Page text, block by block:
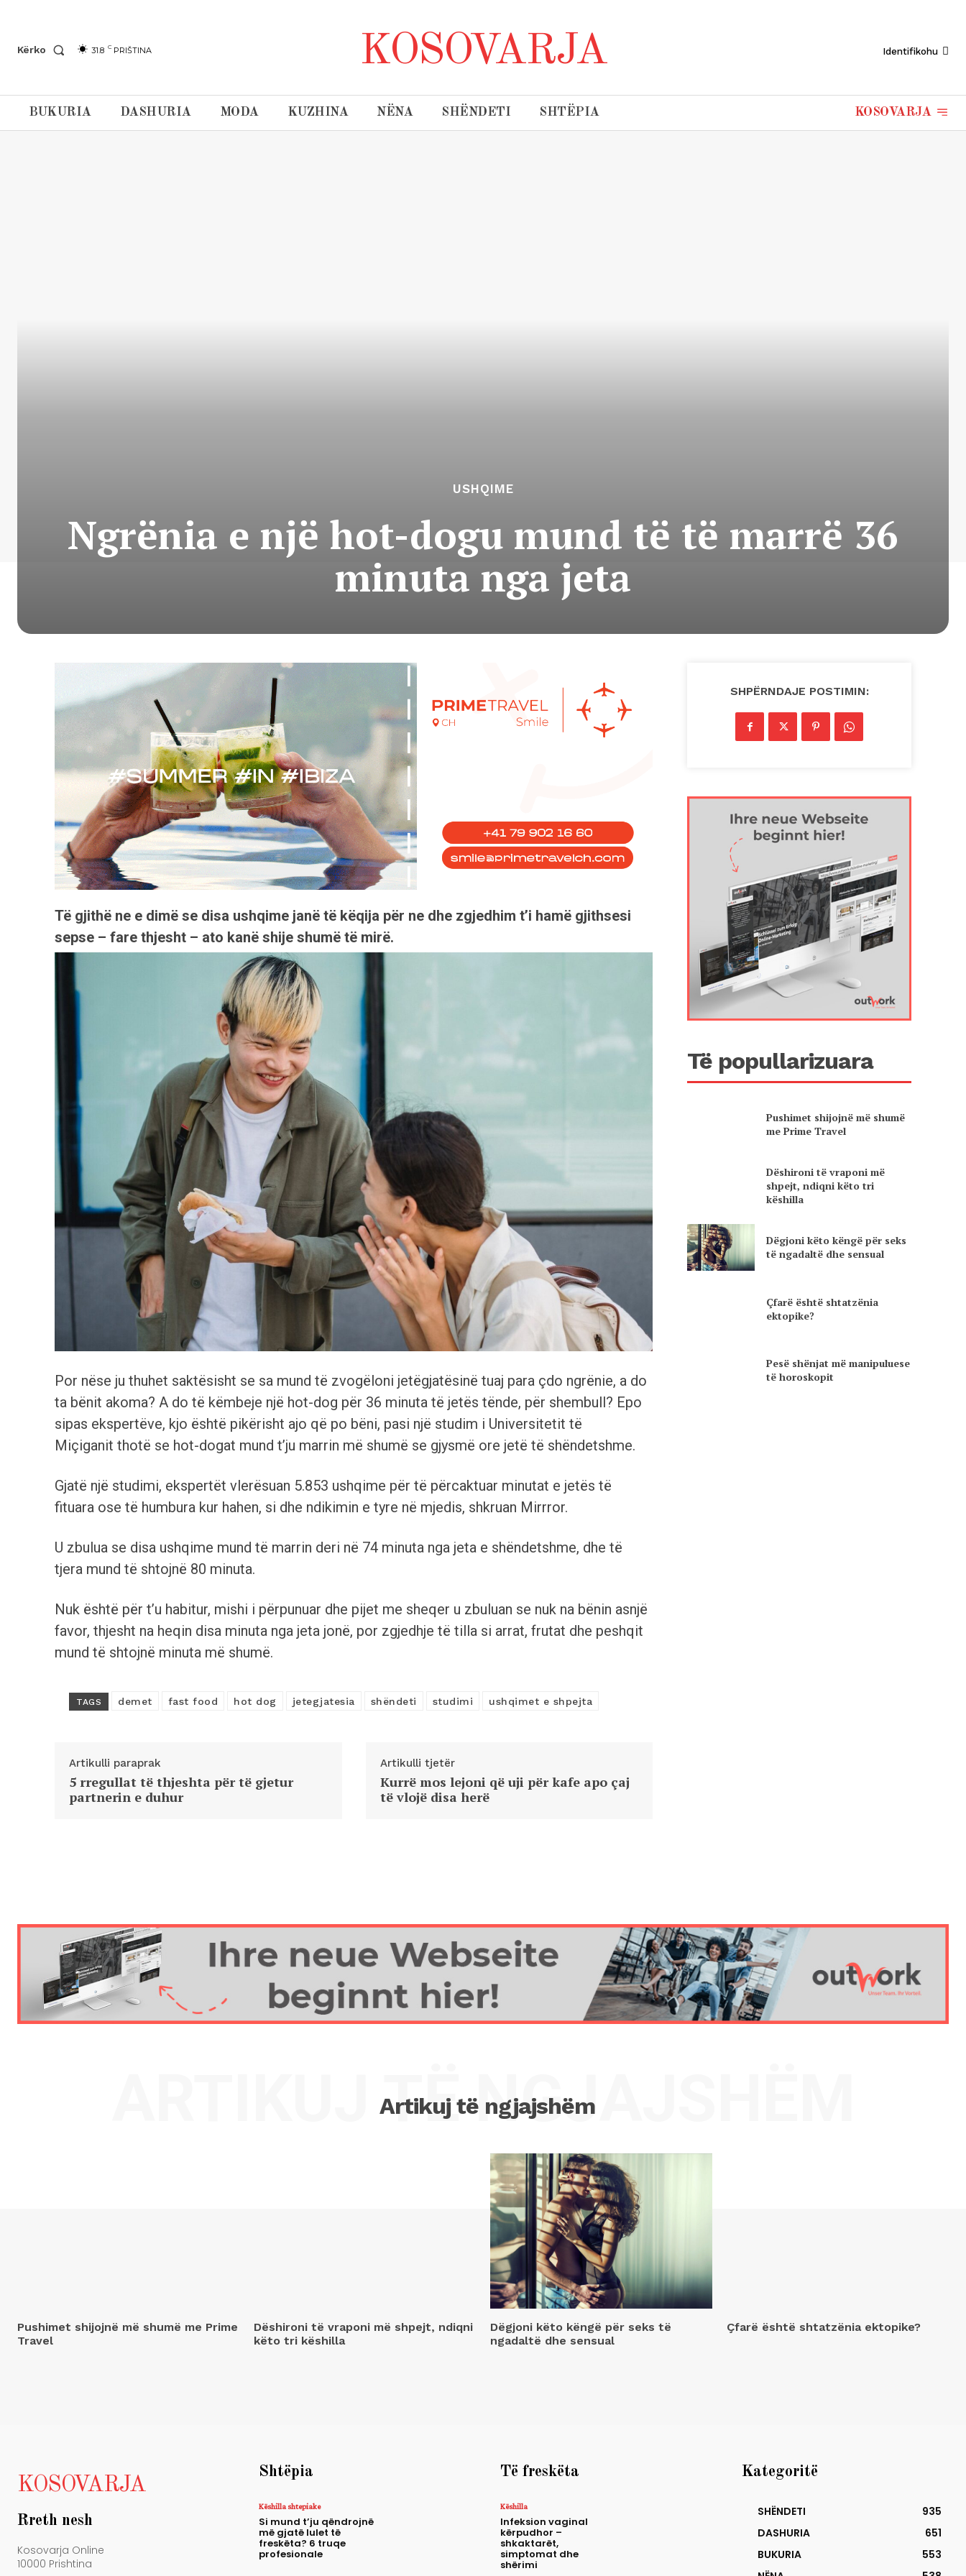
Kërko 31.8 C PRIŠTINA KOSOVARJA Identifikohu
BUKURIA DASHURIA MODA KUZHINA NËNA SHËNDETI SHTËPIA KOSOVARJA
USHQIME
Ngrënia e një hot-dogu mund të të marrë 36
minuta nga jeta
Të gjithë ne e dimë se disa ushqime janë të këqija për ne dhe zgjedhim t’i hamë gjithsesi
sepse – fare thjesht – ato kanë shije shumë të mirë.
Por nëse ju thuhet saktësisht se sa mund të zvogëloni jetëgjatësinë tuaj para çdo ngrënie, a do
ta bënit akoma? A do të këmbeje një hot-dog për 36 minuta të jetës tënde, për shembull? Epo
sipas ekspertëve, kjo është pikërisht ajo që po bëni, pasi një studim i Universitetit të
Miçiganit thotë se hot-dogat mund t’ju ​​marrin më shumë se gjysmë ore jetë të shëndetshme.
Gjatë një studimi, ekspertët vlerësuan 5.853 ushqime për të përcaktuar minutat e jetës të
fituara ose të humbura kur hahen, si dhe ndikimin e tyre në mjedis, shkruan Mirrror.
U zbulua se disa ushqime mund të marrin deri në 74 minuta nga jeta e shëndetshme, dhe të
tjera mund të shtojnë 80 minuta.
Nuk është për t’u habitur, mishi i përpunuar dhe pijet me sheqer u zbuluan se nuk na bënin asnjë
favor, thjesht na heqin disa minuta nga jeta jonë, por zgjedhje të tilla si arrat, frutat dhe peshqit
mund të shtojnë minuta më shumë.
TAGS demet fast food hot dog jetegjatesia shëndeti studimi ushqimet e shpejta
Artikulli paraprak
5 rregullat të thjeshta për të gjetur
partnerin e duhur
Artikulli tjetër
Kurrë mos lejoni që uji për kafe apo çaj
të vlojë disa herë
SHPËRNDAJE POSTIMIN:
Të popullarizuara
Pushimet shijojnë më shumë
me Prime Travel
Dëshironi të vraponi më
shpejt, ndiqni këto tri
këshilla
Dëgjoni këto këngë për seks
të ngadaltë dhe sensual
Çfarë është shtatzënia
ektopike?
Pesë shënjat më manipuluese
të horoskopit
Artikuj të ngjajshëm
ARTIKUJ TË NGJAJSHËM
Pushimet shijojnë më shumë me Prime
Travel
Dëshironi të vraponi më shpejt, ndiqni
këto tri këshilla
Dëgjoni këto këngë për seks të
ngadaltë dhe sensual
Çfarë është shtatzënia ektopike?
KOSOVARJA
Rreth nesh
Kosovarja Online
10000 Prishtina
Shtëpia
Këshilla shtepiake
Si mund t’ju qëndrojnë
më gjatë lulet të
freskëta? 6 truqe
profesionale
Të freskëta
Këshilla
Infeksion vaginal
kërpudhor –
shkaktarët,
simptomat dhe
shërimi
Kategoritë
SHËNDETI
935
DASHURIA
651
BUKURIA
553